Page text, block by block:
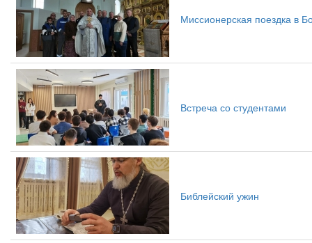
Миссионерская поездка в
Встреча со студентами
Библейский ужин